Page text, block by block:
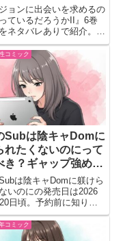
ベルの覚悟が胸を打
編の結末
ジョンに出会いを求めるの
ているだろうかII』6巻
ネタバレありで紹介。ヘ
奪還やベルの決断、人と
りが印象に残る場面を会
語ります。
コミック
Subは陰キャDomに
れたくないのにって
き？ギャップ強め
なら気になる
は陰キャDomに躾けら
いのにの発売日は2026
日頃。予約前に知りた
を通じた関係変化やギャ
BLの魅力を紹介
コミック